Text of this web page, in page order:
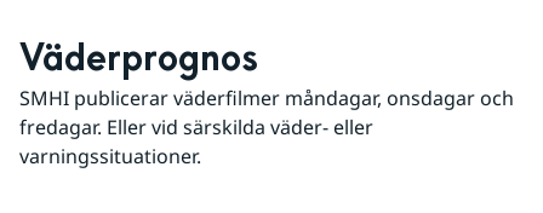
Väderprognos
SMHI publicerar väderfilmer måndagar, onsdagar och
fredagar. Eller vid särskilda väder- eller
varningssituationer.